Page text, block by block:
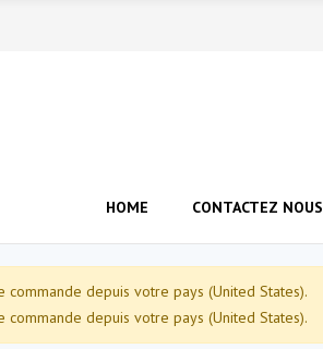
HOME CONTACTEZ NOUS
depuis votre pays (United States).
depuis votre pays (United States).